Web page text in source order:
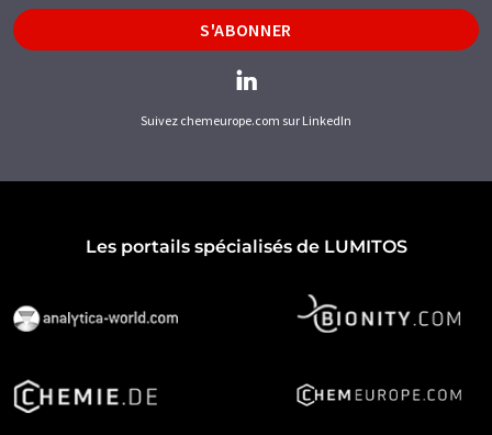
S'ABONNER
Suivez chemeurope.com sur LinkedIn
Les portails spécialisés de LUMITOS